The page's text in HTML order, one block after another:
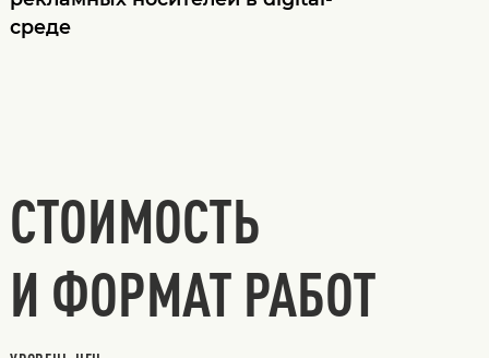
среде
СТОИМОСТЬ
И ФОРМАТ РАБОТ